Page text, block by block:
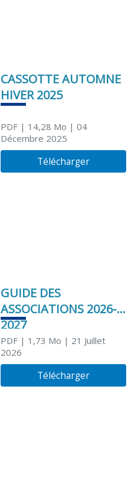
CASSOTTE AUTOMNE
HIVER 2025
PDF| 14,28 Mo | 04
Décembre 2025
Télécharger
GUIDE DES
ASSOCIATIONS 2026-
2027
PDF| 1,73 Mo | 21 Juillet
2026
Télécharger